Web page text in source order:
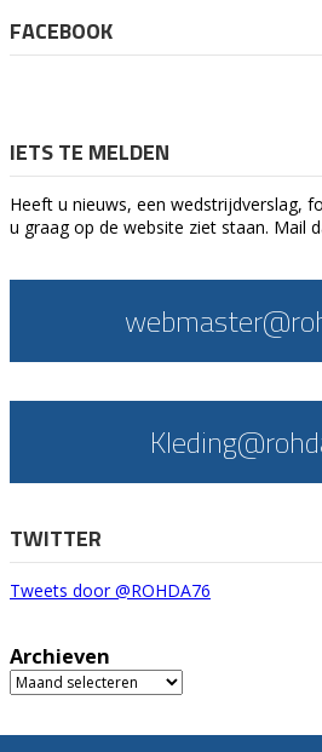
FACEBOOK
IETS TE MELDEN
Heeft u nieuws, een wedstrijdverslag,
u graag op de website ziet staan. Mail
TWITTER
Tweets door @ROHDA76
Archieven
Archieven